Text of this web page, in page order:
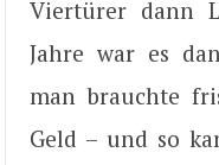
Viertürer dann
Jahre war es
man brauchte
Geld – und so